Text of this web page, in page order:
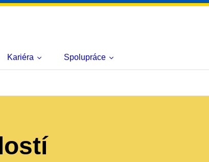
Kariéra Spolupráce